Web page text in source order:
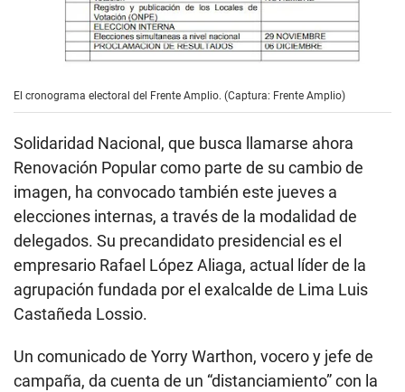
El cronograma electoral del Frente Amplio. (Captura: Frente Amplio)
Solidaridad Nacional, que busca llamarse ahora
Renovación Popular como parte de su cambio de
imagen, ha convocado también este jueves a
elecciones internas, a través de la modalidad de
delegados. Su precandidato presidencial es el
empresario Rafael López Aliaga, actual líder de la
agrupación fundada por el exalcalde de Lima Luis
Castañeda Lossio.
Un comunicado de Yorry Warthon, vocero y jefe de
campaña, da cuenta de un “distanciamiento” con la